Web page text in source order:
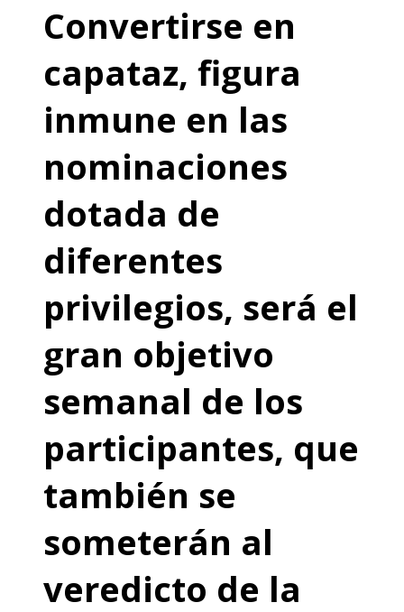
Convertirse en
capataz, figura
inmune en las
nominaciones
dotada de
diferentes
privilegios, será el
gran objetivo
semanal de los
participantes, que
también se
someterán al
veredicto de la